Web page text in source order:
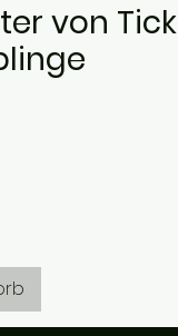
von Tick